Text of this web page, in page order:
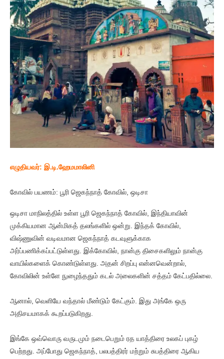
எழுதியவர்: இ.டி.ஹேமமாலினி
கோவில் பயணம்: பூரி ஜெகந்நாத் கோவில், ஒடிசா
ஒடிசா மாநிலத்தில் உள்ள பூரி ஜெகந்நாத் கோவில், இந்தியாவின்
முக்கியமான ஆன்மிகத் தலங்களில் ஒன்று. இந்தக் கோவில்,
விஷ்ணுவின் வடிவமான ஜெகந்நாத் கடவுளுக்காக
அர்ப்பணிக்கப்பட்டுள்ளது. இக்கோவில், நான்கு திசைகளிலும் நான்கு
வாயில்களைக் கொண்டுள்ளது. அதன் சிறப்பு என்னவென்றால்,
கோவிலின் உள்ளே நுழைந்ததும் கடல் அலைகளின் சத்தம் கேட்பதில்லை.
ஆனால், வெளியே வந்தால் மீண்டும் கேட்கும். இது அங்கே ஒரு
அதிசயமாகக் கூறப்படுகிறது.
இங்கே ஒவ்வொரு வருடமும் நடைபெறும் ரத யாத்திரை உலகப் புகழ்
பெற்றது. அப்போது ஜெகந்நாத், பலபத்திரர் மற்றும் சுபத்திரை ஆகிய